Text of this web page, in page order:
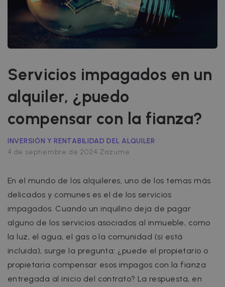
Servicios impagados en un
alquiler, ¿puedo
compensar con la fianza?
INVERSIÓN Y RENTABILIDAD DEL ALQUILER·
4 de septiembre de 2024·Zazume
En el mundo de los alquileres, uno de los temas más
delicados y comunes es el de los servicios
impagados. Cuando un inquilino deja de pagar
alguno de los servicios asociados al inmueble, como
la luz, el agua, el gas o la comunidad (si está
incluida), surge la pregunta: ¿puede el propietario o
propietaria compensar esos impagos con la fianza
entregada al inicio del contrato? La respuesta, en